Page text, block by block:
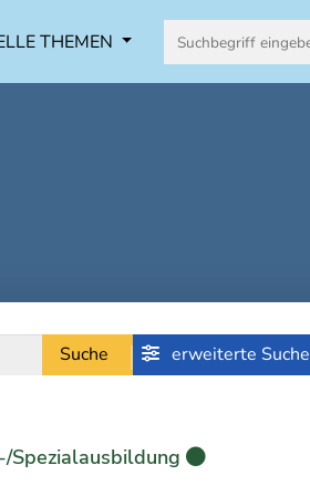
THEMEN
Suche erweiterte Suche
Spezialausbildung